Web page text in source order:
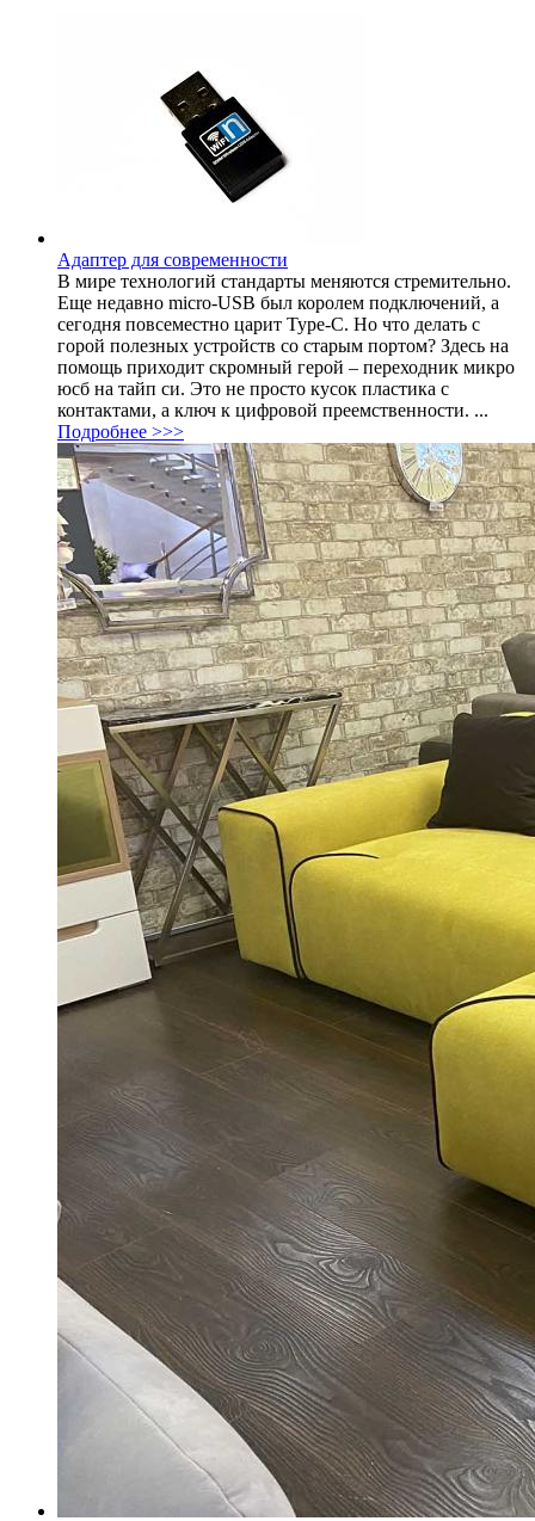
Адаптер для современности
В мире технологий стандарты меняются стремительно.
Еще недавно micro-USB был королем подключений, а
сегодня повсеместно царит Type-C. Но что делать с
горой полезных устройств со старым портом? Здесь на
помощь приходит скромный герой – переходник микро
юсб на тайп си. Это не просто кусок пластика с
контактами, а ключ к цифровой преемственности. ...
Подробнее >>>